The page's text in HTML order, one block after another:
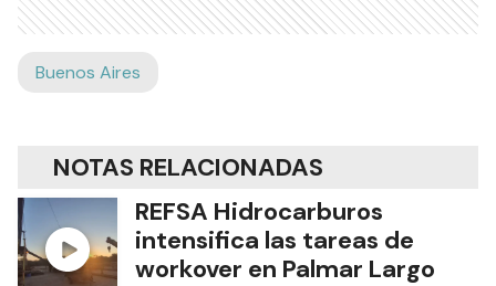
Buenos Aires
NOTAS RELACIONADAS
REFSA Hidrocarburos
intensifica las tareas de
workover en Palmar Largo